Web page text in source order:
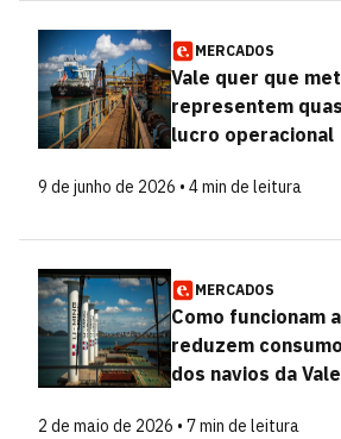
MERCADOS
Vale quer que
representem
lucro operacional
9 de junho de 2026 • 4 min de leitura
MERCADOS
Como funcionam
reduzem
dos navios da Vale
2 de maio de 2026 • 7 min de leitura